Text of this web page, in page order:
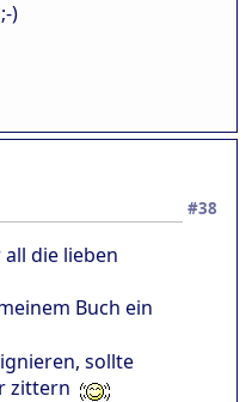
)
#38
die lieben
Buch ein
sollte
zittern